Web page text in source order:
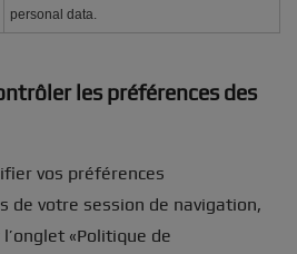
personal data.
les préférences des
vos préférences
de votre session de navigation,
«Politique de